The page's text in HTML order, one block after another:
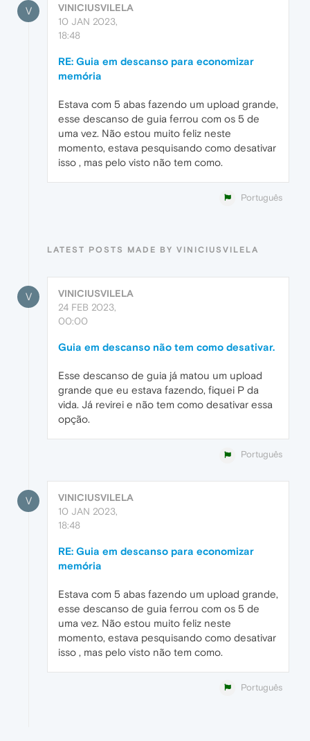
V
VINICIUSVILELA
10 JAN 2023,
18:48
RE: Guia em descanso para economizar
memória
Estava com 5 abas fazendo um upload grande,
esse descanso de guia ferrou com os 5 de
uma vez. Não estou muito feliz neste
momento, estava pesquisando como desativar
isso , mas pelo visto não tem como.
Português
LATEST POSTS MADE BY VINICIUSVILELA
V
VINICIUSVILELA
24 FEB 2023,
00:00
Guia em descanso não tem como desativar.
Esse descanso de guia já matou um upload
grande que eu estava fazendo, fiquei P da
vida. Já revirei e não tem como desativar essa
opção.
Português
V
VINICIUSVILELA
10 JAN 2023,
18:48
RE: Guia em descanso para economizar
memória
Estava com 5 abas fazendo um upload grande,
esse descanso de guia ferrou com os 5 de
uma vez. Não estou muito feliz neste
momento, estava pesquisando como desativar
isso , mas pelo visto não tem como.
Português